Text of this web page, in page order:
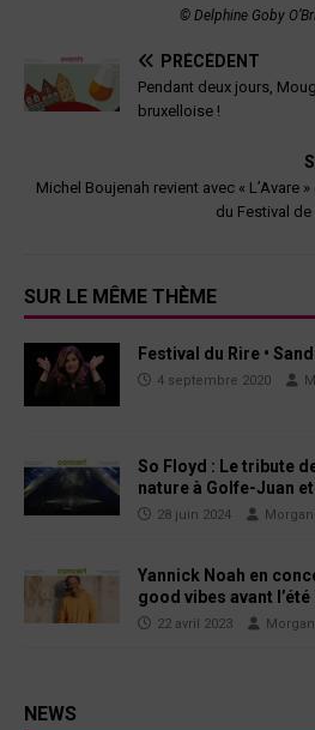
© Delphine Goby
PRÉCÉDENT
Pendant deux jours,
bruxelloise !
Michel Boujenah revient avec « L’Avare
du Festival de
SUR LE MÊME THÈME
Festival du Rire •
4 septembre 2020
So Floyd : Le tribute
nature à Golfe-Juan
28 juin 2024
Yannick Noah en
good vibes avant l’été
22 avril 2023
NEWS